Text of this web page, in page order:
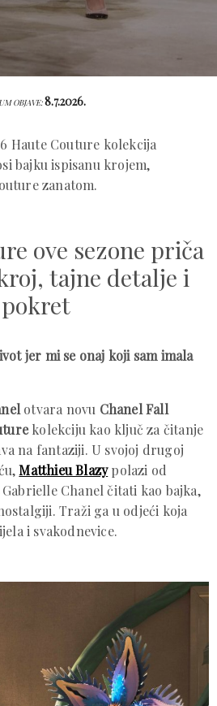
OBJAVE:8.7.2026.
Haute Couture kolekcija
bajku ispisanu krojem,
zanatom.
ove sezone priča
tajne detalje i
pokret
jer mi se onaj koji sam imala
otvara novu Chanel Fall
kolekciju kao ključ za čitanje
na fantaziji. U svojoj drugoj
Matthieu Blazypolazi od
Chanel čitati kao bajka,
Traži ga u odjeći koja
i svakodnevice.